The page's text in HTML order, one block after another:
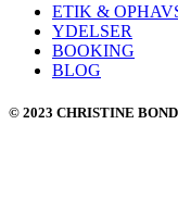
ETIK &
YDELSER
BOOKING
BLOG
© 2023 CHRISTINE